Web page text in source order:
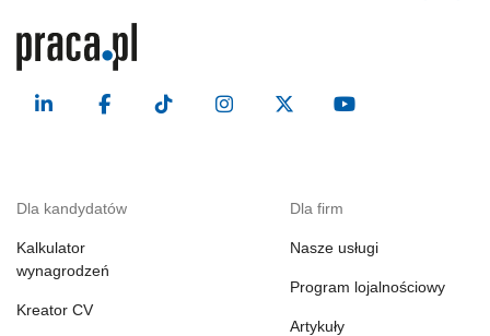
Dla kandydatów
Kalkulator
wynagrodzeń
Kreator CV
Dla firm
Nasze usługi
Program lojalnościowy
Artykuły